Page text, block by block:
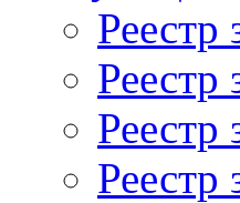
Реестр
Реестр
Реестр
Реестр